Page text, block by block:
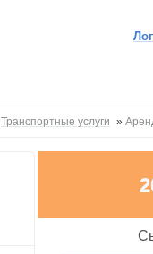
Транспортные услуги »